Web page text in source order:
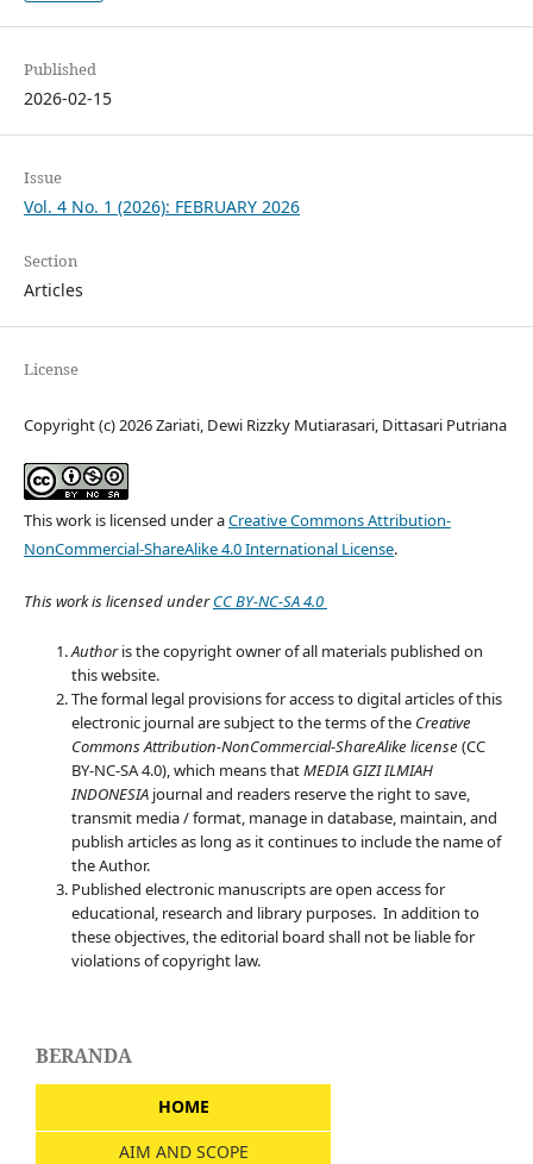
Published
2026-02-15
Issue
Vol. 4 No. 1 (2026): FEBRUARY 2026
Section
Articles
License
Copyright (c) 2026 Zariati, Dewi Rizzky Mutiarasari, Dittasari Putriana
This work is licensed under aCreative Commons Attribution-
NonCommercial-ShareAlike 4.0 International License.
This work is licensed underCC BY-NC-SA 4.0
Authoris the copyright owner of all materials published on
this website.
The formal legal provisions for access to digital articles of this
electronic journal are subject to the terms of the Creative
Commons Attribution-NonCommercial-ShareAlike license (CC
BY-NC-SA 4.0), which means thatMEDIA GIZI ILMIAH
INDONESIAjournaland readers reserve the right to save,
transmit media / format, manage in database, maintain, and
publish articles as long as it continues to include the name of
the Author.
Published electronic manuscripts are open access for
educational, research and library purposes. In addition to
these objectives, the editorial board shall not be liable for
violations of copyright law.
BERANDA
HOME
AIM AND SCOPE